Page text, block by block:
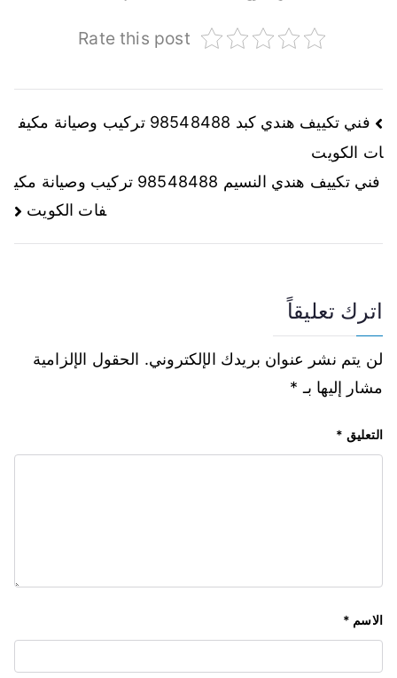
Rate this post
فني تكييف هندي كبد 98548488 تركيب وصيانة مكيف
ات الكويت
فني تكييف هندي النسيم 98548488 تركيب وصيانة مكي
فات الكويت
اترك تعليقاً
لن يتم نشر عنوان بريدك الإلكتروني. الحقول الإلزامية
مشار إليها بـ *
التعليق *
الاسم *